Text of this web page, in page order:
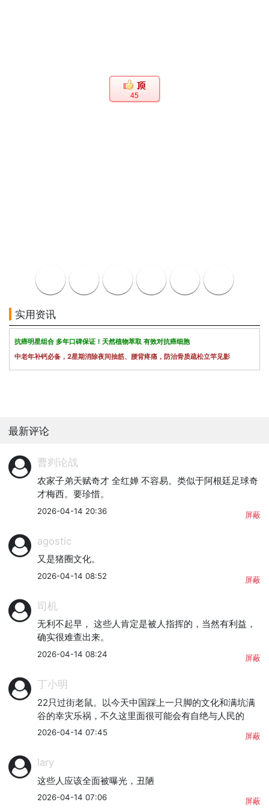
45
实用资讯
抗癌明星组合 多年口碑保证！天然植物萃取 有效对抗癌细胞
中老年补钙必备，2星期消除夜间抽筋、腰背疼痛，防治骨质疏松立竿见影
最新评论
曹刿论战
农家子弟天赋奇才 全红婵 不容易。类似于阿根廷足球奇
才梅西。要珍惜。
2026-04-14 20:36 屏蔽
agostic
又是猪圈文化。
2026-04-14 08:52 屏蔽
司机
无利不起早， 这些人肯定是被人指挥的，当然有利益，
确实很难查出来。
2026-04-14 08:24 屏蔽
丁小明
22只过街老鼠。以今天中国踩上一只脚的文化和满坑满
谷的幸灾乐祸，不久这里面很可能会有自绝与人民的
2026-04-14 07:45 屏蔽
lary
这些人应该全面被曝光，丑陋
2026-04-14 07:06 屏蔽